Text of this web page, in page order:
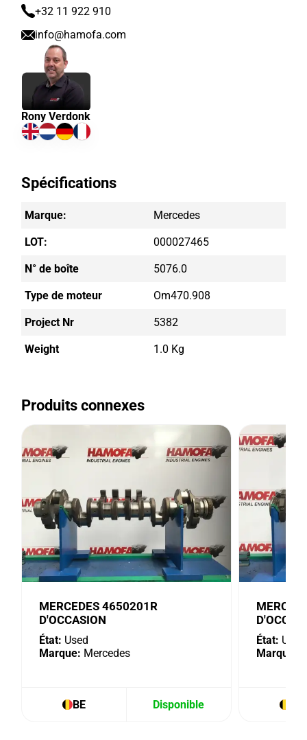
+32 11 922 910
info@hamofa.com
Rony Verdonk
Spécifications
Marque: Mercedes
LOT: 000027465
N° de boîte 5076.0
Type de moteur Om470.908
Project Nr 5382
Weight 1.0 Kg
Produits connexes
MERCEDES 4650201R
D'OCCASION
État: Used
Marque: Mercedes
BE Disponible
État: Used
Marque: